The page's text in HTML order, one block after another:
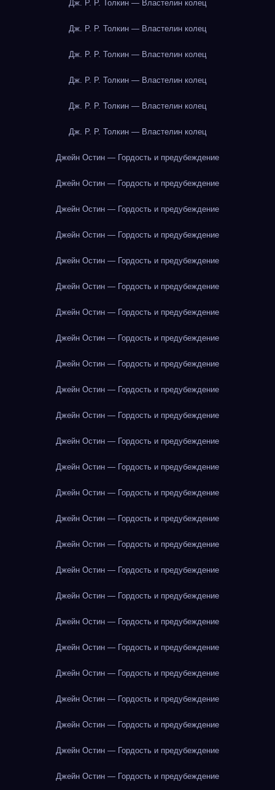
Дж. Р. Р. Толкин — Властелин колец
Дж. Р. Р. Толкин — Властелин колец
Дж. Р. Р. Толкин — Властелин колец
Дж. Р. Р. Толкин — Властелин колец
Дж. Р. Р. Толкин — Властелин колец
Дж. Р. Р. Толкин — Властелин колец
Джейн Остин — Гордость и предубеждение
Джейн Остин — Гордость и предубеждение
Джейн Остин — Гордость и предубеждение
Джейн Остин — Гордость и предубеждение
Джейн Остин — Гордость и предубеждение
Джейн Остин — Гордость и предубеждение
Джейн Остин — Гордость и предубеждение
Джейн Остин — Гордость и предубеждение
Джейн Остин — Гордость и предубеждение
Джейн Остин — Гордость и предубеждение
Джейн Остин — Гордость и предубеждение
Джейн Остин — Гордость и предубеждение
Джейн Остин — Гордость и предубеждение
Джейн Остин — Гордость и предубеждение
Джейн Остин — Гордость и предубеждение
Джейн Остин — Гордость и предубеждение
Джейн Остин — Гордость и предубеждение
Джейн Остин — Гордость и предубеждение
Джейн Остин — Гордость и предубеждение
Джейн Остин — Гордость и предубеждение
Джейн Остин — Гордость и предубеждение
Джейн Остин — Гордость и предубеждение
Джейн Остин — Гордость и предубеждение
Джейн Остин — Гордость и предубеждение
Джейн Остин — Гордость и предубеждение